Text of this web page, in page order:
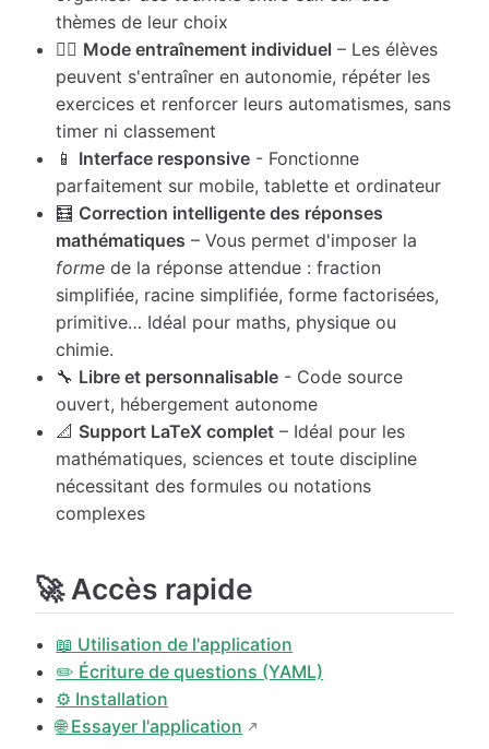
thèmes de leur choix
🏋️‍♂️ Mode entraînement individuel – Les élèves
peuvent s'entraîner en autonomie, répéter les
exercices et renforcer leurs automatismes, sans
timer ni classement
📱 Interface responsive - Fonctionne
parfaitement sur mobile, tablette et ordinateur
🧮 Correction intelligente des réponses
mathématiques – Vous permet d'imposer la
forme de la réponse attendue : fraction
simplifiée, racine simplifiée, forme factorisées,
primitive… Idéal pour maths, physique ou
chimie.
🔧 Libre et personnalisable - Code source
ouvert, hébergement autonome
📐 Support LaTeX complet – Idéal pour les
mathématiques, sciences et toute discipline
nécessitant des formules ou notations
complexes
🚀 Accès rapide
📖 Utilisation de l'application
✏️ Écriture de questions (YAML)
⚙️ Installation
🌐 Essayer l'application